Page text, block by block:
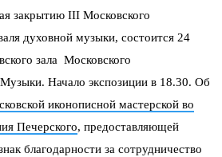
закрытию III Московского
духовной музыки, состоится 24
зала Московского
Начало экспозиции в 18.30. Об
иконописной мастерской во
Печерского, предоставляющей
благодарности за сотрудничество